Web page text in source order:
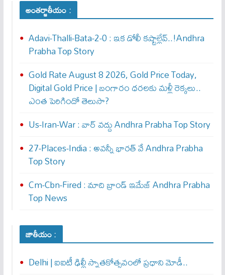
అంతర్జాతీయం :
Adavi-Thalli-Bata-2-0 : ఇక డోలీ క‌ష్టాల్లేవ్..!Andhra
Prabha Top Story
Gold Rate August 8 2026, Gold Price Today,
Digital Gold Price | బంగారం ధరలకు మళ్లీ రెక్కలు..
ఎంత పెరిగిందో తెలుసా?
Us-Iran-War : వార్ వ‌ద్దు Andhra Prabha Top Story
27-Places-India : అవ‌న్నీ భార‌త్ వే Andhra Prabha
Top Story
Cm-Cbn-Fired : మాది బ్రాండ్ ఇమేజ్ Andhra Prabha
Top News
జాతీయం :
Delhi | ఐఐటీ ఢిల్లీ స్నాతకోత్సవంలో ప్రధాని మోడీ..